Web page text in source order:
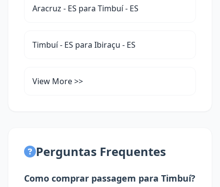
Aracruz - ES para Timbuí - ES
Timbuí - ES para Ibiraçu - ES
View More >>
Perguntas Frequentes
Como comprar passagem para Timbuí?